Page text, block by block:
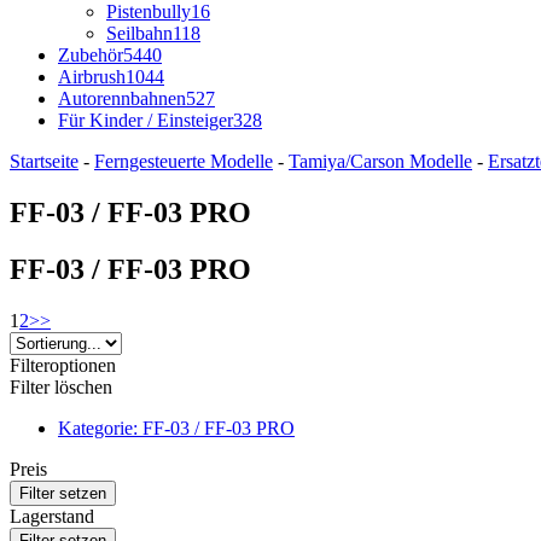
Pistenbully16
Seilbahn118
Zubehör5440
Airbrush1044
Autorennbahnen527
Für Kinder / Einsteiger328
Startseite - Ferngesteuerte Modelle - Tamiya/Carson Modelle -
FF-03 / FF-03 PRO
FF-03 / FF-03 PRO
1 2>>
Filteroptionen
Filter löschen
Kategorie: FF-03 / FF-03 PRO
Preis
Lagerstand